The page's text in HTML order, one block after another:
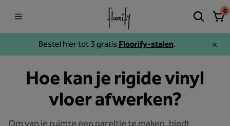
Bestel hier tot 3 gratis Floorify-stalen.
0
Hoe kan je rigide vinyl
vloer afwerken?
Om van je ruimte een pareltje te maken, biedt